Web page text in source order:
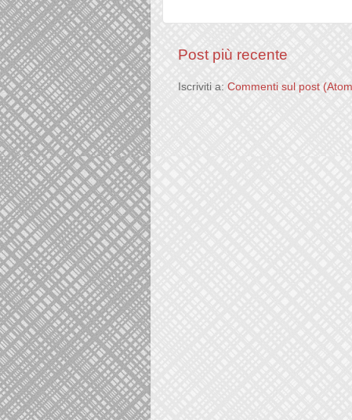
Post più recente
Iscriviti a: Commenti sul post